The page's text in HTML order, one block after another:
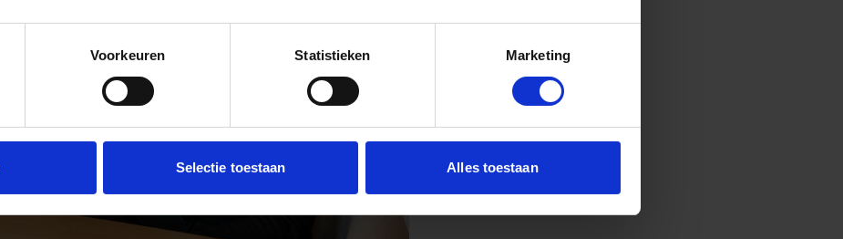
Voorkeuren Statistieken Marketing
Selectie toestaan Alles toestaan